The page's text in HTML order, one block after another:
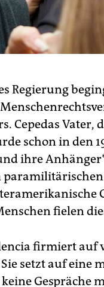
Regierung
Cepedas Vater,
schon in den
ihre
fielen
firmiert auf
Sie setzt auf
Gespräche